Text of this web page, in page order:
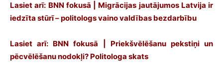
Lasiet arī: BNN fokusā | Migrācijas jautājumos Latvija ir
iedzīta stūrī – politologs vaino valdības bezdarbību
Lasiet arī: BNN fokusā | Priekšvēlēšanu pekstiņi un
pēcvēlēšanu nodokļi? Politologa skats